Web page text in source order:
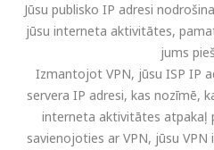
Jūsu publisko IP adresi
jūsu interneta aktivitātes,
jums
Izmantojot VPN, jūsu ISP IP
servera IP adresi, kas nozīmē,
interneta aktivitātes atpakaļ
savienojoties ar VPN, jūsu